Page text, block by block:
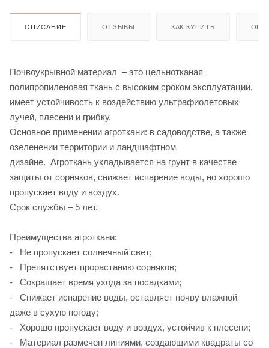
ОПИСАНИЕ ОТЗЫВЫ КАК КУПИТЬ
Почвоукрывной материал – это цельнотканая
полипропиленовая ткань с высоким сроком эксплуатации,
имеет устойчивость к воздействию ультрафиолетовых
лучей, плесени и грибку.
Основное применении агроткани: в садоводстве, а также
озеленении территории и ландшафтном
дизайне. Агроткань укладывается на грунт в качестве
защиты от сорняков, снижает испарение воды, но хорошо
пропускает воду и воздух.
Срок службы – 5 лет.
Преимущества агроткани:
- Не пропускает солнечный свет;
- Препятствует прорастанию сорняков;
- Сокращает время ухода за посадками;
- Снижает испарение воды, оставляет почву влажной
даже в сухую погоду;
- Хорошо пропускает воду и воздух, устойчив к плесени;
- Материал размечен линиями, создающими квадраты со